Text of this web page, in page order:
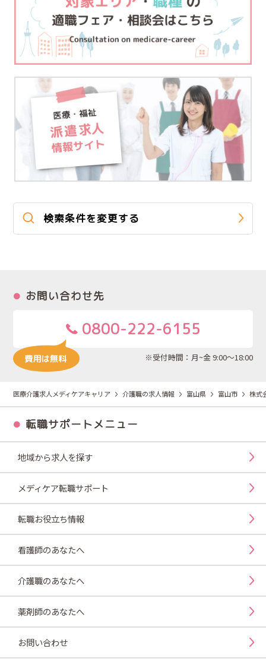
検索条件を変更する
お問い合わせ先
0800-222-6155
※受付時間：月~金 9:00～18:00
医療介護求人メディケアキャリア 介護職の求人情報 富山県 富山市 株式
転職サポートメニュー
地域から求人を探す
メディケア転職サポート
転職お役立ち情報
看護師のあなたへ
介護職のあなたへ
薬剤師のあなたへ
お問い合わせ